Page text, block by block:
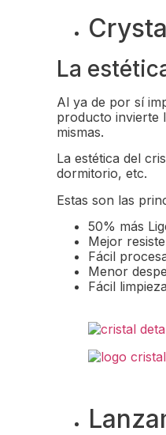
La
Al ya de por sí
producto invierte
mismas.
La estética del
dormitorio, etc.
Estas son las
50% más
Mejor
Fácil
Menor
Fácil limpieza